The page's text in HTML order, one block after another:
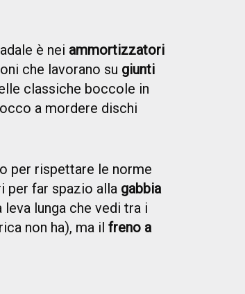
è nei ammortizzatori
che lavorano su giunti
classiche boccole in
a mordere dischi
per rispettare le norme
per far spazio alla gabbia
lunga che vedi tra i
non ha), ma il freno a